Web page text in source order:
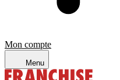
Mon compte
Menu